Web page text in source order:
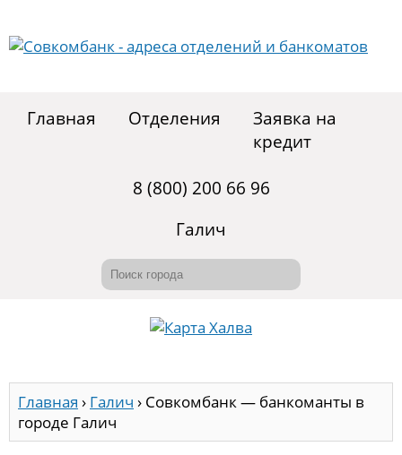
Главная Отделения
Заявка на
кредит
8 (800) 200 66 96
Галич
Главная › Галич › Совкомбанк — банкоманты в
городе Галич